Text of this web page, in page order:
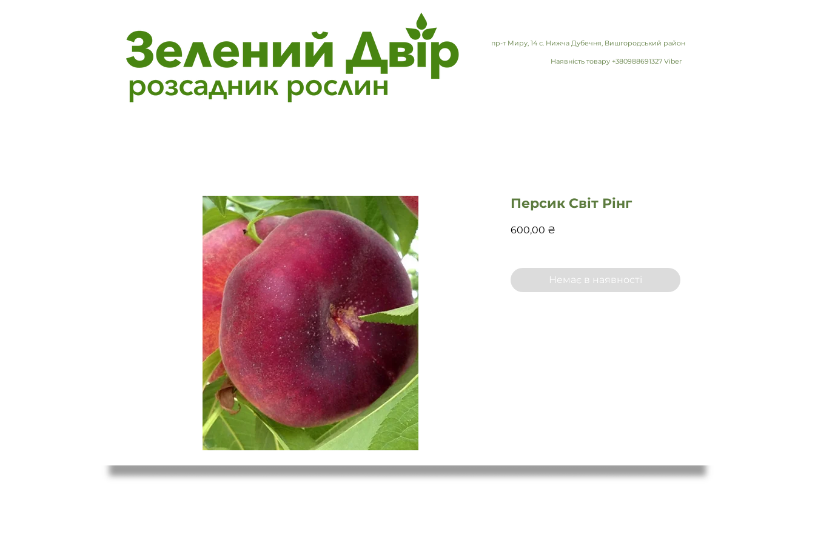
пр-т Миру, 14 с. Нижча Дубечня, Вишгородський район
Наявність товару +380988691327 Viber
Персик Світ Рінг
600,00 ₴
Немає в наявності